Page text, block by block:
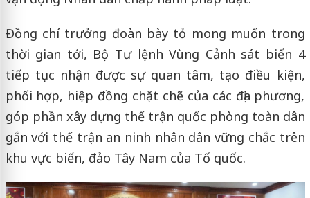
Đồng chí trưởng đoàn bày tỏ mong muốn trong
thời gian tới, Bộ Tư lệnh Vùng Cảnh sát biển 4
tiếp tục nhận được sự quan tâm, tạo điều kiện,
phối hợp, hiệp đồng chặt chẽ của các địa phương,
góp phần xây dựng thế trận quốc phòng toàn dân
gắn với thế trận an ninh nhân dân vững chắc trên
khu vực biển, đảo Tây Nam của Tổ quốc.